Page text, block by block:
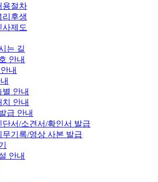
용절차
리후생
사제도
는 길
안내
내
별 안내
치 안내
급 안내
단서/소견서/확인서 발급
무기록/영상 사본 발급
안내